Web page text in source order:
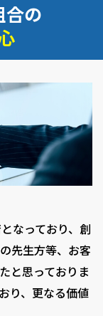
合の
なっており、創
先生方等、お客
と思っておりま
り、更なる価値